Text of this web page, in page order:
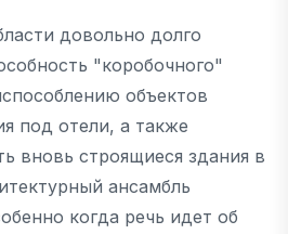
довольно долго
"коробочного"
объектов
под отели, а также
вновь строящиеся здания в
ансамбль
когда речь идет об